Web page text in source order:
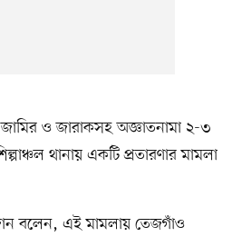
ও জারাকসহ অজ্ঞাতনামা ২-৩
থানায় একটি প্রতারণার মামলা
বলেন, এই মামলায় তেজগাঁও